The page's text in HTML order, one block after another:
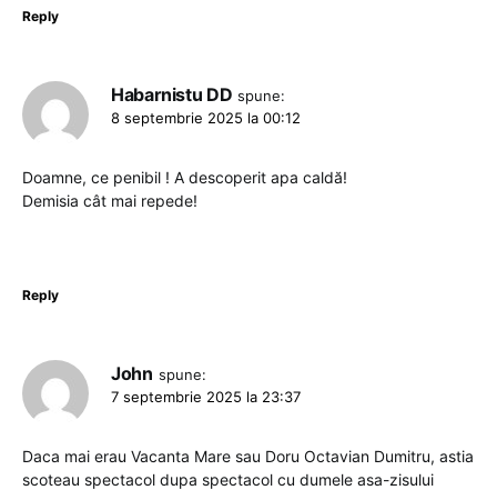
Reply
Habarnistu DD spune:
8 septembrie 2025 la 00:12
Doamne, ce penibil ! A descoperit apa caldă!
Demisia cât mai repede!
Reply
John spune:
7 septembrie 2025 la 23:37
Daca mai erau Vacanta Mare sau Doru Octavian Dumitru, astia
scoteau spectacol dupa spectacol cu dumele asa-zisului